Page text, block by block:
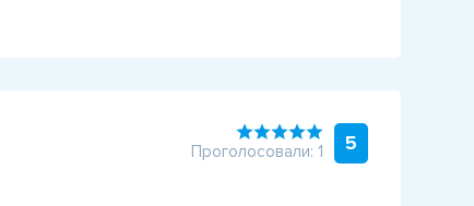
Проголосовали: 1 5